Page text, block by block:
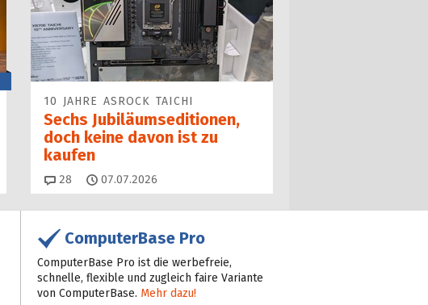
10 JAHRE ASROCK TAICHI
Sechs Jubiläums­editionen,
doch keine davon ist zu
kaufen
28 Kommentare
07.07.2026
ComputerBase Pro
ComputerBase Pro ist die werbefreie,
schnelle, flexible und zugleich faire Variante
von ComputerBase. Mehr dazu!